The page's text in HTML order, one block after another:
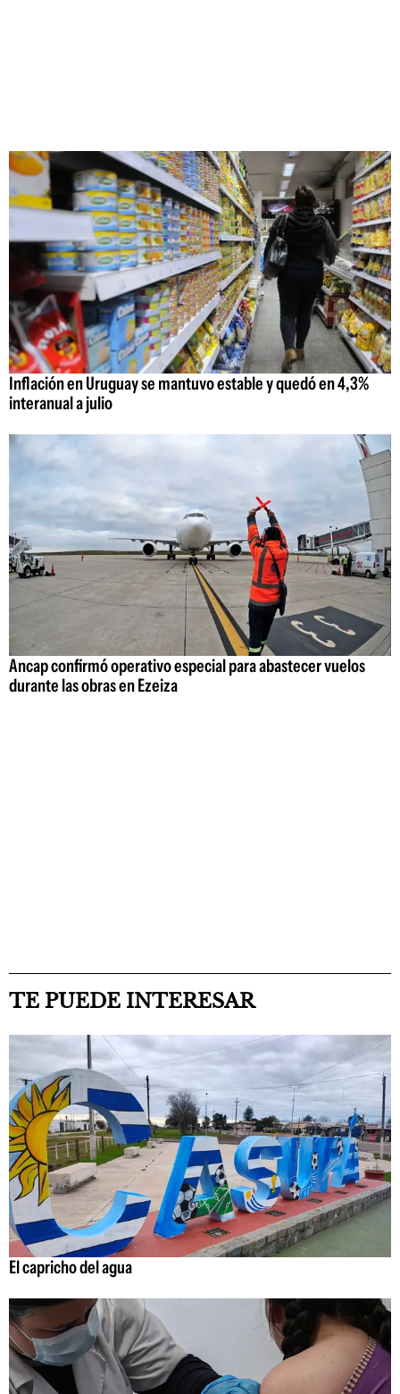
Inflación en Uruguay se mantuvo estable y quedó en 4,3%
interanual a julio
Ancap confirmó operativo especial para abastecer vuelos
durante las obras en Ezeiza
TE PUEDE INTERESAR
El capricho del agua